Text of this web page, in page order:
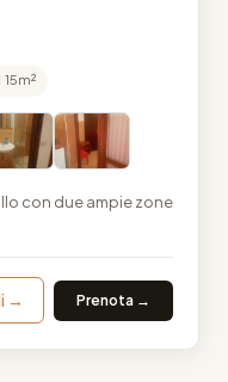
15m²
con due ampie zone
→ Prenota →